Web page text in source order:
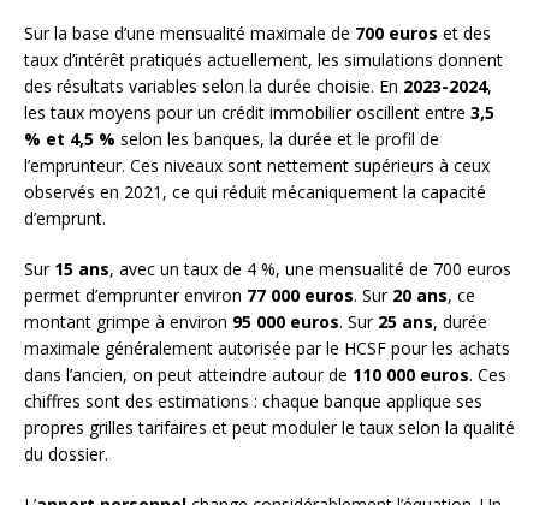
Sur la base d’une mensualité maximale de 700 euros et des
taux d’intérêt pratiqués actuellement, les simulations donnent
des résultats variables selon la durée choisie. En 2023-2024,
les taux moyens pour un crédit immobilier oscillent entre 3,5
% et 4,5 % selon les banques, la durée et le profil de
l’emprunteur. Ces niveaux sont nettement supérieurs à ceux
observés en 2021, ce qui réduit mécaniquement la capacité
d’emprunt.
Sur 15 ans, avec un taux de 4 %, une mensualité de 700 euros
permet d’emprunter environ 77 000 euros. Sur 20 ans, ce
montant grimpe à environ 95 000 euros. Sur 25 ans, durée
maximale généralement autorisée par le HCSF pour les achats
dans l’ancien, on peut atteindre autour de 110 000 euros. Ces
chiffres sont des estimations : chaque banque applique ses
propres grilles tarifaires et peut moduler le taux selon la qualité
du dossier.